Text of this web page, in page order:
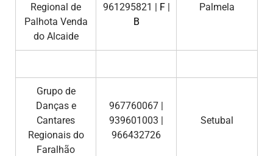
Regional de
Palhota Venda
do Alcaide
961295821 | F|
B
Palmela
Grupo de
Danças e
Cantares
Regionais do
Faralhão
967760067 |
939601003 |
966432726
Setubal